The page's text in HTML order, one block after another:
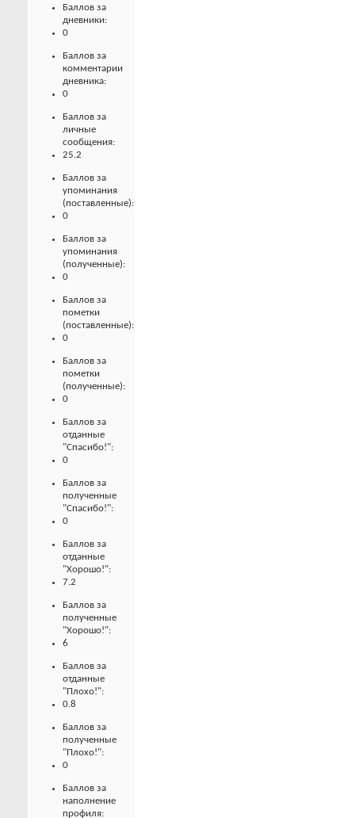
Баллов за
дневники:
0
Баллов за
комментарии
дневника:
0
Баллов за
личные
сообщения:
25.2
Баллов за
упоминания
(поставленные):
0
Баллов за
упоминания
(полученные):
0
Баллов за
пометки
(поставленные):
0
Баллов за
пометки
(полученные):
0
Баллов за
отданные
"Спасибо!":
0
Баллов за
полученные
"Спасибо!":
0
Баллов за
отданные
"Хорошо!":
7.2
Баллов за
полученные
"Хорошо!":
6
Баллов за
отданные
"Плохо!":
0.8
Баллов за
полученные
"Плохо!":
0
Баллов за
наполнение
профиля: